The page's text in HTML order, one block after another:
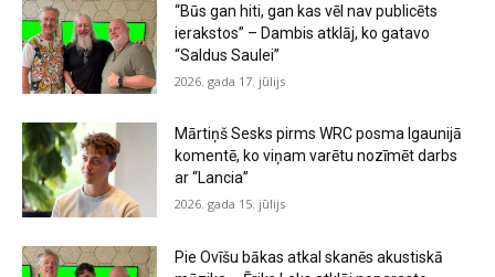
“Būs gan hiti, gan kas vēl nav publicēts
ierakstos” – Dambis atklāj, ko gatavo
“Saldus Saulei”
2026. gada 17. jūlijs
Mārtiņš Sesks pirms WRC posma Igaunijā
komentē, ko viņam varētu nozīmēt darbs
ar “Lancia”
2026. gada 15. jūlijs
Pie Ovīšu bākas atkal skanēs akustiskā